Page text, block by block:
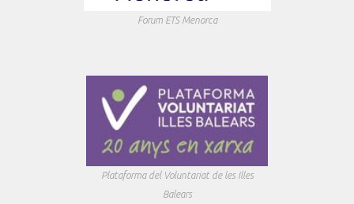
Forum ETS Menorca
Plataforma del Voluntariat de les Illes
Balears